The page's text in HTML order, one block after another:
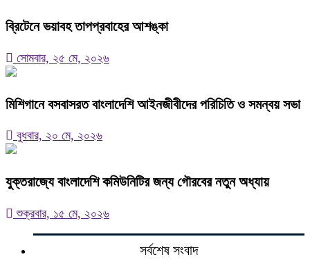
ব্রিটেনে ভয়াবহ তাপপ্রবাহের আশঙ্কা
সোমবার, ২৫ মে, ২০২৬
মিশিগানে বসবাসরত বাংলাদেশি আইনজীবীদের পরিচিতি ও সমন্বয় সভা
বুধবার, ২০ মে, ২০২৬
যুক্তরাজ্যে বাংলাদেশি কমিউনিটির জন্য গৌরবের নতুন অধ্যায়
শুক্রবার, ১৫ মে, ২০২৬
সর্বশেষ সংবাদ